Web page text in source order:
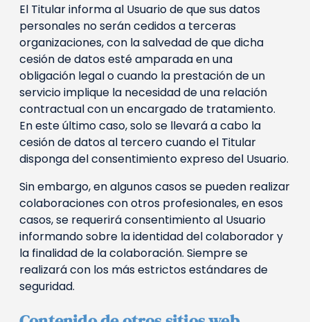
El Titular informa al Usuario de que sus datos
personales no serán cedidos a terceras
organizaciones, con la salvedad de que dicha
cesión de datos esté amparada en una
obligación legal o cuando la prestación de un
servicio implique la necesidad de una relación
contractual con un encargado de tratamiento.
En este último caso, solo se llevará a cabo la
cesión de datos al tercero cuando el Titular
disponga del consentimiento expreso del Usuario.
Sin embargo, en algunos casos se pueden realizar
colaboraciones con otros profesionales, en esos
casos, se requerirá consentimiento al Usuario
informando sobre la identidad del colaborador y
la finalidad de la colaboración. Siempre se
realizará con los más estrictos estándares de
seguridad.